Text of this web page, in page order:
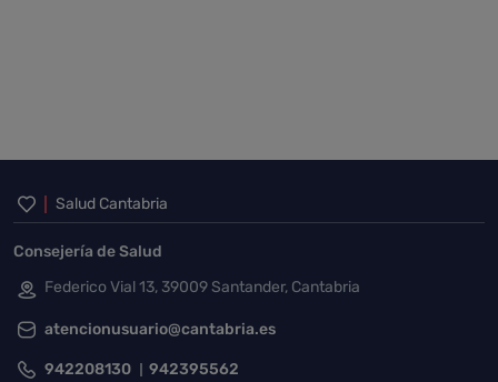
Inicio del pie de página
Salud Cantabria
Consejería de Salud
Federico Vial 13, 39009 Santander, Cantabria
atencionusuario@cantabria.es
942208130 942395562